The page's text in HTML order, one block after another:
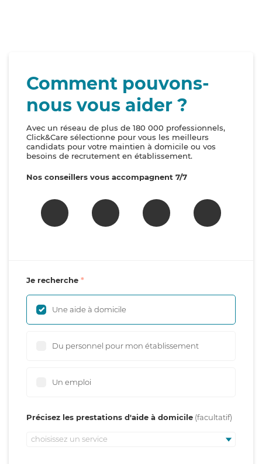
Comment pouvons-
nous vous aider ?
Avec un réseau de plus de 180 000 professionnels,
Click&Care sélectionne pour vous les meilleurs
candidats pour votre maintien à domicile ou vos
besoins de recrutement en établissement.
Nos conseillers vous accompagnent 7/7
Je recherche
Une aide à domicile
Du personnel pour mon établissement
Un emploi
Précisez les prestations d'aide à domicile
choisissez un service